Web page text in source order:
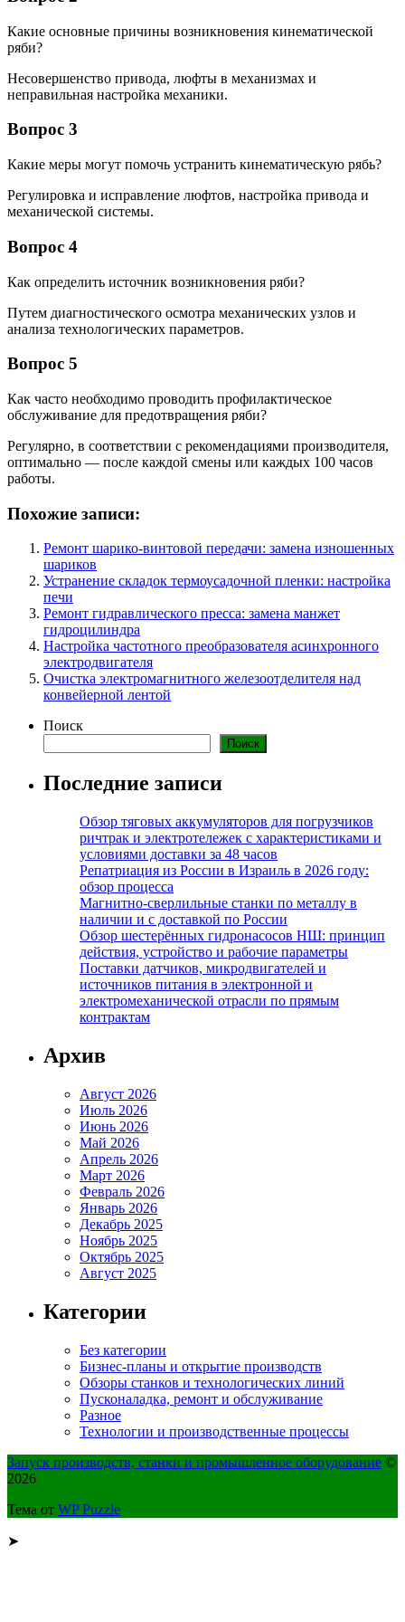
Какие основные причины возникновения кинематической
ряби?
Несовершенство привода, люфты в механизмах и
неправильная настройка механики.
Вопрос 3
Какие меры могут помочь устранить кинематическую рябь?
Регулировка и исправление люфтов, настройка привода и
механической системы.
Вопрос 4
Как определить источник возникновения ряби?
Путем диагностического осмотра механических узлов и
анализа технологических параметров.
Вопрос 5
Как часто необходимо проводить профилактическое
обслуживание для предотвращения ряби?
Регулярно, в соответствии с рекомендациями производителя,
оптимально — после каждой смены или каждых 100 часов
работы.
Похожие записи:
Ремонт шарико-винтовой передачи: замена изношенных
шариков
Устранение складок термоусадочной пленки: настройка
печи
Ремонт гидравлического пресса: замена манжет
гидроцилиндра
Настройка частотного преобразователя асинхронного
электродвигателя
Очистка электромагнитного железоотделителя над
конвейерной лентой
Поиск
Поиск
Последние записи
Обзор тяговых аккумуляторов для погрузчиков
ричтрак и электротележек с характеристиками и
условиями доставки за 48 часов
Репатриация из России в Израиль в 2026 году:
обзор процесса
Магнитно-сверлильные станки по металлу в
наличии и с доставкой по России
Обзор шестерённых гидронасосов НШ: принцип
действия, устройство и рабочие параметры
Поставки датчиков, микродвигателей и
источников питания в электронной и
электромеханической отрасли по прямым
контрактам
Архив
Август 2026
Июль 2026
Июнь 2026
Май 2026
Апрель 2026
Март 2026
Февраль 2026
Январь 2026
Декабрь 2025
Ноябрь 2025
Октябрь 2025
Август 2025
Категории
Без категории
Бизнес-планы и открытие производств
Обзоры станков и технологических линий
Пусконаладка, ремонт и обслуживание
Разное
Технологии и производственные процессы
Запуск производств, станки и промышленное оборудование ©
2026
Тема от WP Puzzle
➤